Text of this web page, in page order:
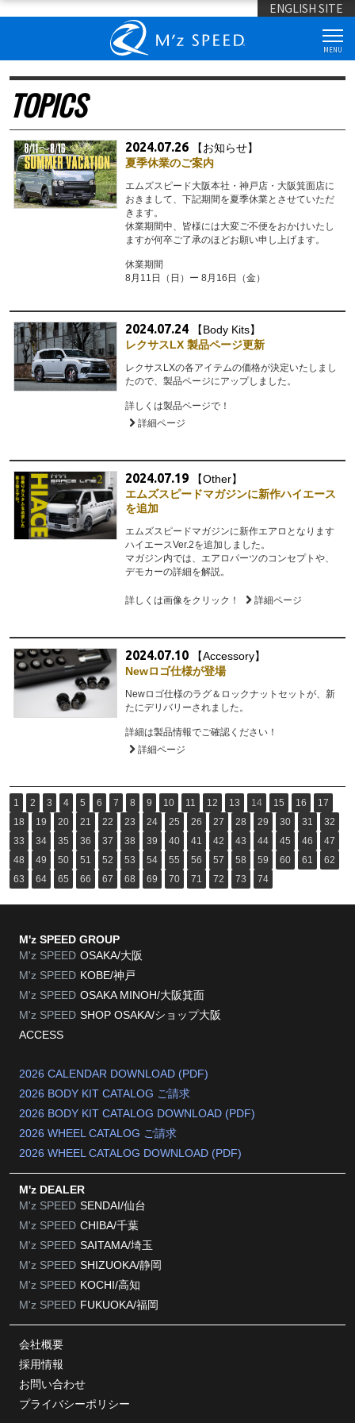
ENGLISH SITE
MENU
TOPICS
2024.07.26
【お知らせ】
夏季休業のご案内
エムズスピード大阪本社・神戸店・大阪箕面店に
おきまして、下記期間を夏季休業とさせていただ
きます。
休業期間中、皆様には大変ご不便をおかけいたし
ますが何卒ご了承のほどお願い申し上げます。
休業期間
8月11日（日）ー 8月16日（金）
2024.07.24
【Body Kits】
レクサスLX 製品ページ更新
レクサスLXの各アイテムの価格が決定いたしまし
たので、製品ページにアップしました。
詳しくは製品ページで！
詳細ページ
2024.07.19
【Other】
エムズスピードマガジンに新作ハイエース
を追加
エムズスピードマガジンに新作エアロとなります
ハイエースVer.2を追加しました。
マガジン内では、エアロパーツのコンセプトや、
デモカーの詳細を解説。
詳しくは画像をクリック！ 詳細ページ
2024.07.10
【Accessory】
Newロゴ仕様が登場
Newロゴ仕様のラグ＆ロックナットセットが、新
たにデリバリーされました。
詳細は製品情報でご確認ください！
詳細ページ
1 2 3 4 5 6 7 8 9 10 11 12 13 14 15 16
17
18
19 20 21 22 23 24 25 26 27 28 29 30 31
32
33
34 35 36 37 38 39 40 41 42 43 44 45 46
47
48
49 50 51 52 53 54 55 56 57 58 59 60 61
62
63
64 65 66 67 68 69 70 71 72 73 74
M'z SPEED GROUP
M'z SPEED OSAKA/大阪
M'z SPEED KOBE/神戸
M'z SPEED OSAKA MINOH/大阪箕面
M'z SPEED SHOP OSAKA/ショップ大阪
ACCESS
2026 CALENDAR DOWNLOAD (PDF)
2026 BODY KIT CATALOG ご請求
2026 BODY KIT CATALOG DOWNLOAD (PDF)
2026 WHEEL CATALOG ご請求
2026 WHEEL CATALOG DOWNLOAD (PDF)
M'z DEALER
M'z SPEED SENDAI/仙台
M'z SPEED CHIBA/千葉
M'z SPEED SAITAMA/埼玉
M'z SPEED SHIZUOKA/静岡
M'z SPEED KOCHI/高知
M'z SPEED FUKUOKA/福岡
会社概要
採用情報
お問い合わせ
プライバシーポリシー